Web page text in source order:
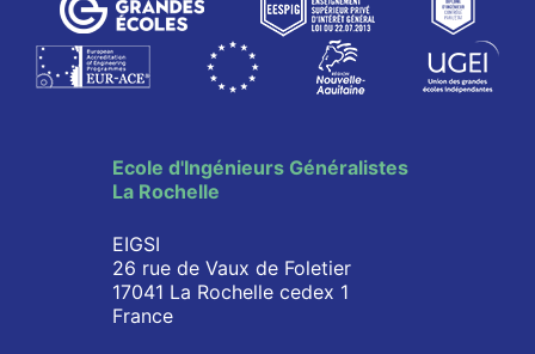
Ecole d'Ingénieurs Généralistes
La Rochelle
EIGSI
26 rue de Vaux de Foletier
17041 La Rochelle cedex 1
France